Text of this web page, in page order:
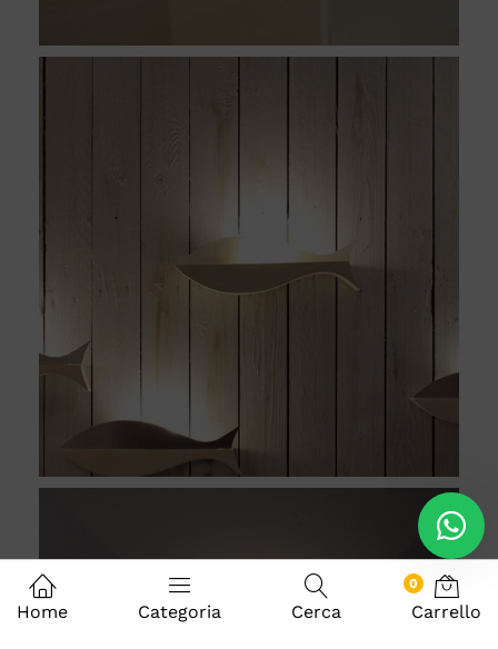
Home Categoria Cerca
0
Carrello